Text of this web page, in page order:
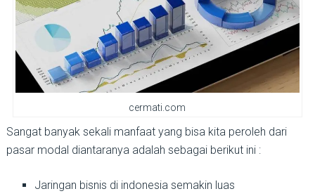
cermati.com
Sangat banyak sekali manfaat yang bisa kita peroleh dari
pasar modal diantaranya adalah sebagai berikut ini :
Jaringan bisnis di indonesia semakin luas